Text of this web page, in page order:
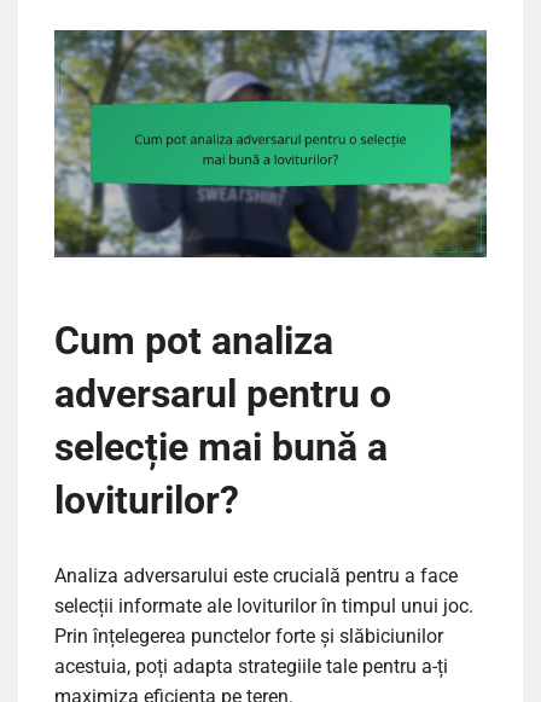
Cum pot analiza
adversarul pentru o
selecție mai bună a
loviturilor?
Analiza adversarului este crucială pentru a face
selecții informate ale loviturilor în timpul unui joc.
Prin înțelegerea punctelor forte și slăbiciunilor
acestuia, poți adapta strategiile tale pentru a-ți
maximiza eficiența pe teren.